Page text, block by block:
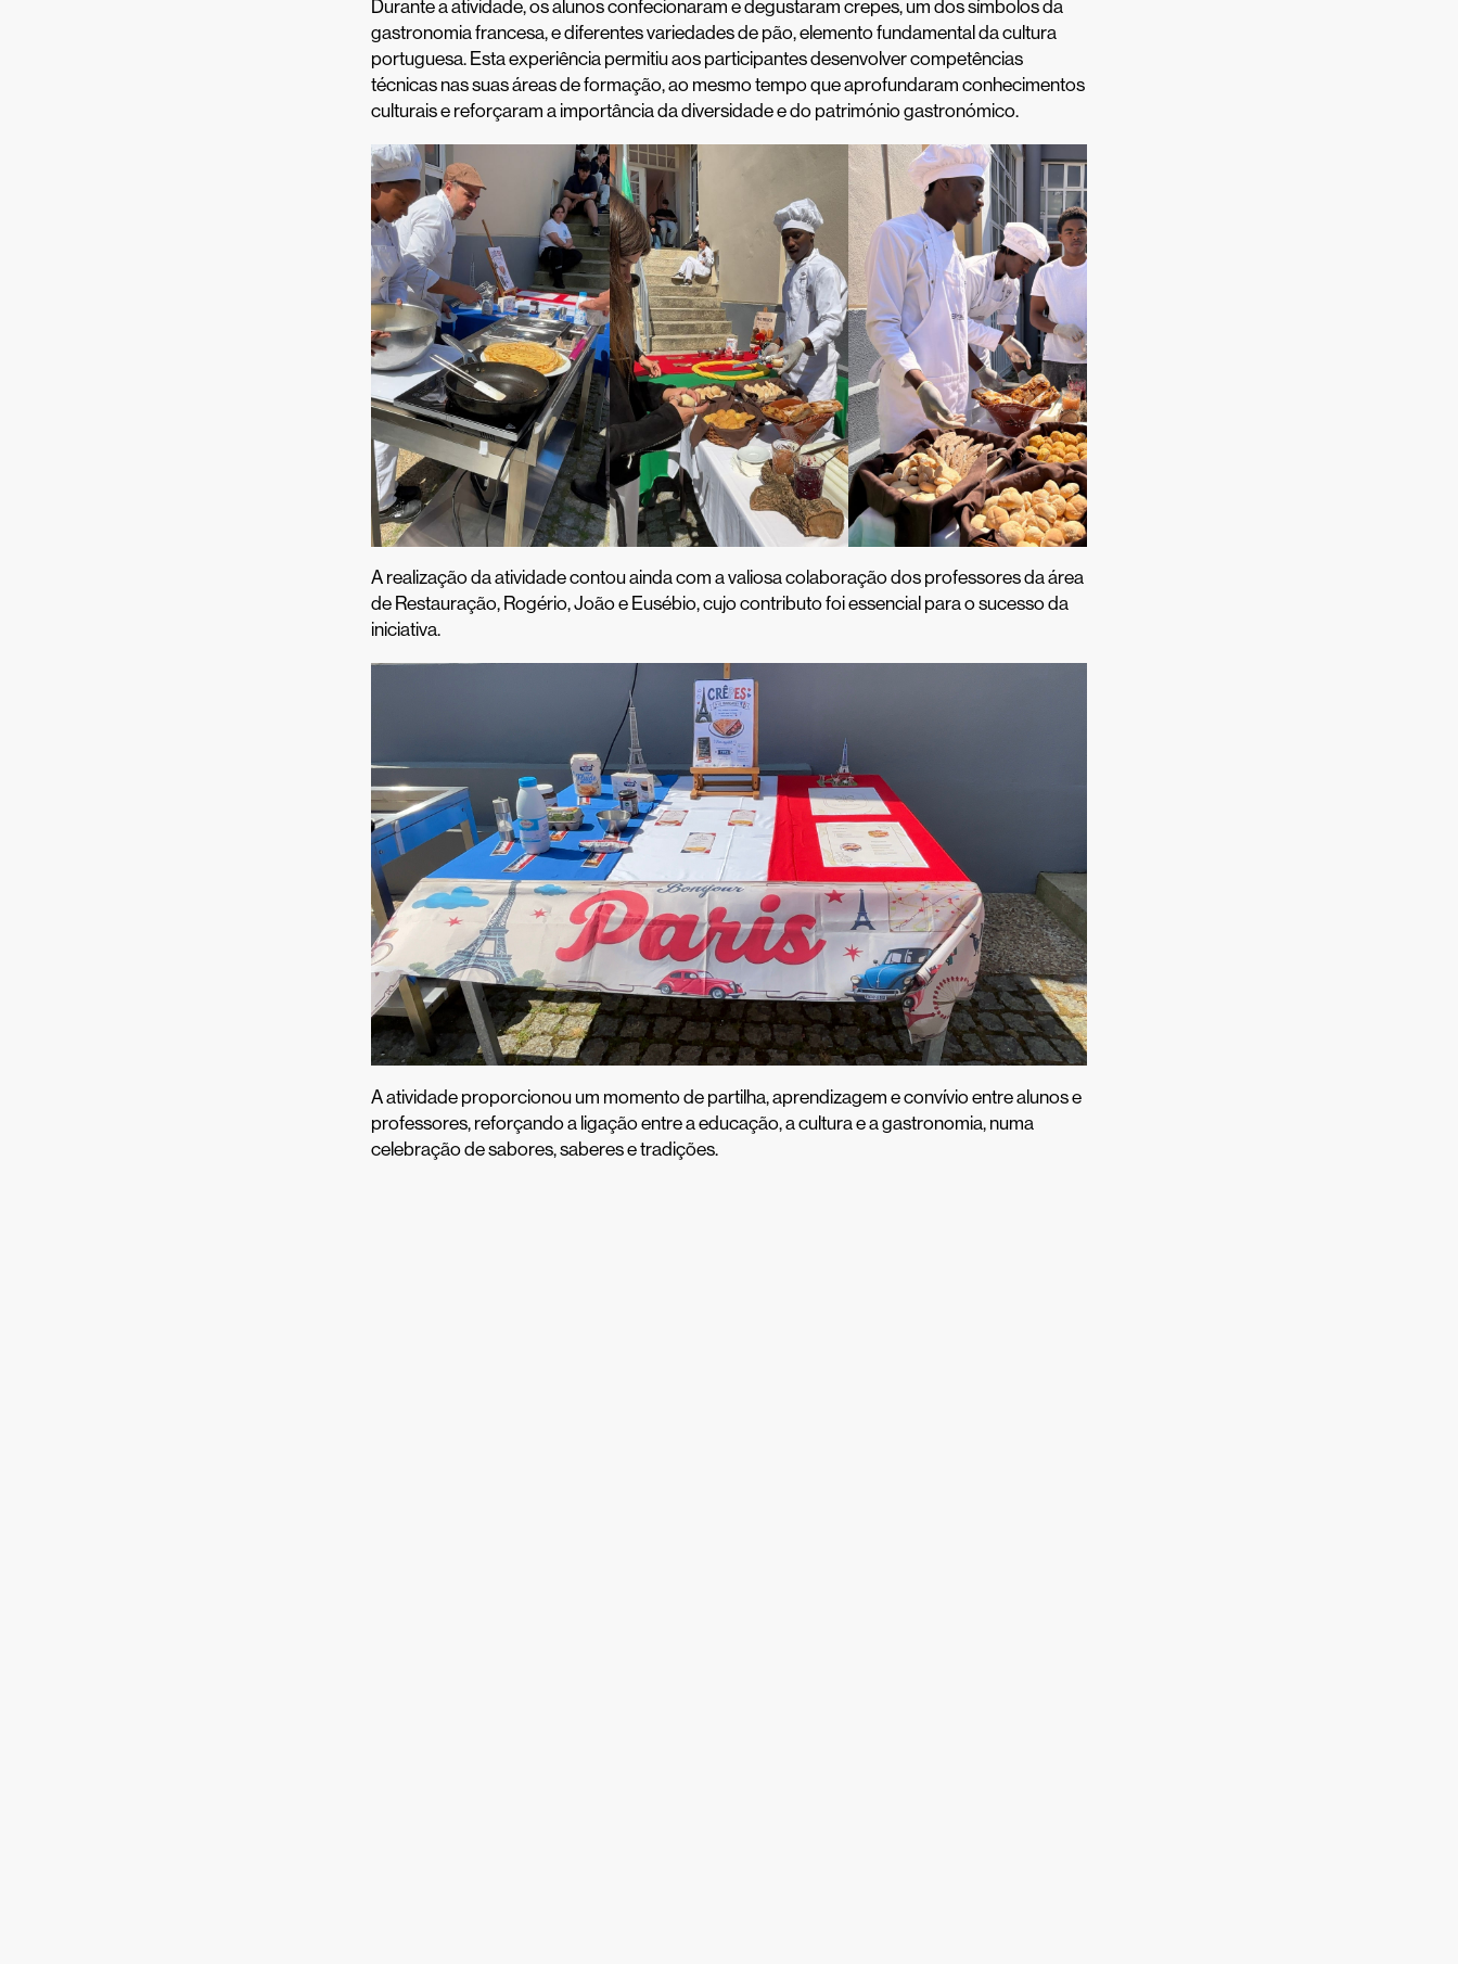
Durante a atividade, os alunos confecionaram e degustaram crepes, um dos símbolos da
gastronomia francesa, e diferentes variedades de pão, elemento fundamental da cultura
portuguesa. Esta experiência permitiu aos participantes desenvolver competências
técnicas nas suas áreas de formação, ao mesmo tempo que aprofundaram conhecimentos
culturais e reforçaram a importância da diversidade e do património gastronómico.
A realização da atividade contou ainda com a valiosa colaboração dos professores da área
de Restauração, Rogério, João e Eusébio, cujo contributo foi essencial para o sucesso da
iniciativa.
A atividade proporcionou um momento de partilha, aprendizagem e convívio entre alunos e
professores, reforçando a ligação entre a educação, a cultura e a gastronomia, numa
celebração de sabores, saberes e tradições.